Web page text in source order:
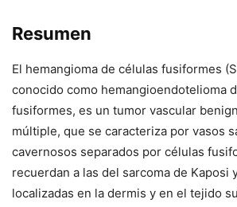
Resumen
El hemangioma de células fusiformes
conocido como hemangioendotelioma
fusiformes, es un tumor vascular
múltiple, que se caracteriza por vasos
cavernosos separados por células
recuerdan a las del sarcoma de Kaposi
localizadas en la dermis y en el tejido